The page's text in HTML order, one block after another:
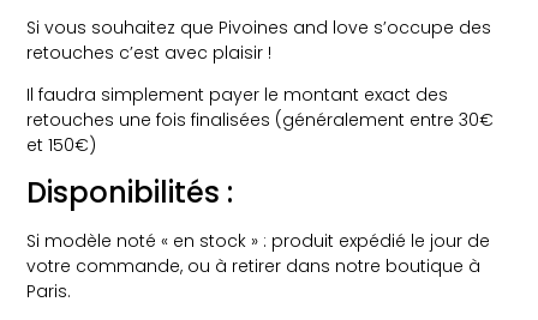
Si vous souhaitez que Pivoines and love s’occupe des
retouches c’est avec plaisir !
Il faudra simplement payer le montant exact des
retouches une fois finalisées (généralement entre 30€
et 150€)
Disponibilités :
Si modèle noté « en stock » : produit expédié le jour de
votre commande, ou à retirer dans notre boutique à
Paris.